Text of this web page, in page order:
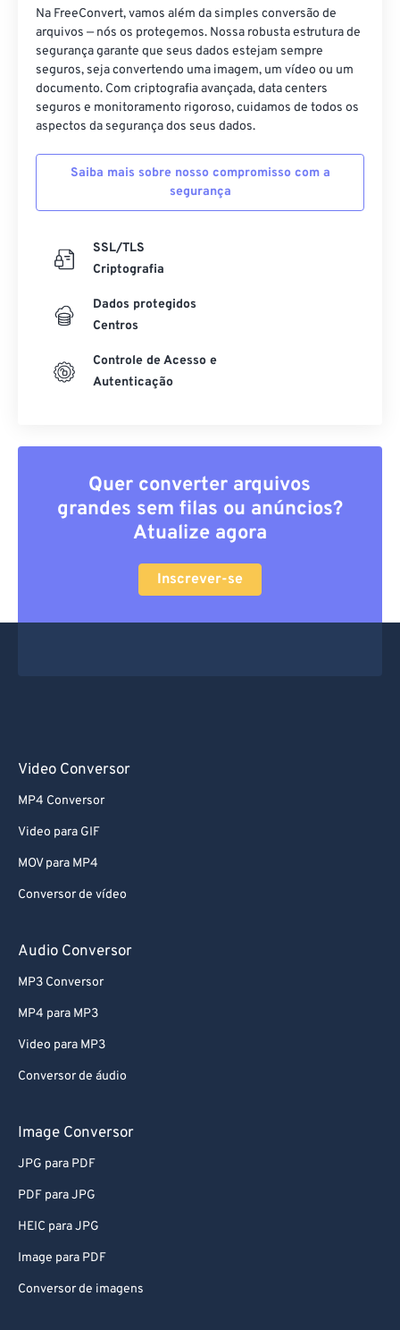
Na FreeConvert, vamos além da simples conversão de
arquivos — nós os protegemos. Nossa robusta estrutura de
segurança garante que seus dados estejam sempre
seguros, seja convertendo uma imagem, um vídeo ou um
documento. Com criptografia avançada, data centers
seguros e monitoramento rigoroso, cuidamos de todos os
aspectos da segurança dos seus dados.
Saiba mais sobre nosso compromisso com a
segurança
SSL/TLS
Criptografia
Dados protegidos
Centros
Controle de Acesso e
Autenticação
Quer converter arquivos
grandes sem filas ou anúncios?
Atualize agora
Inscrever-se
Video Conversor
MP4 Conversor
Video para GIF
MOV para MP4
Conversor de vídeo
Audio Conversor
MP3 Conversor
MP4 para MP3
Video para MP3
Conversor de áudio
Image Conversor
JPG para PDF
PDF para JPG
HEIC para JPG
Image para PDF
Conversor de imagens